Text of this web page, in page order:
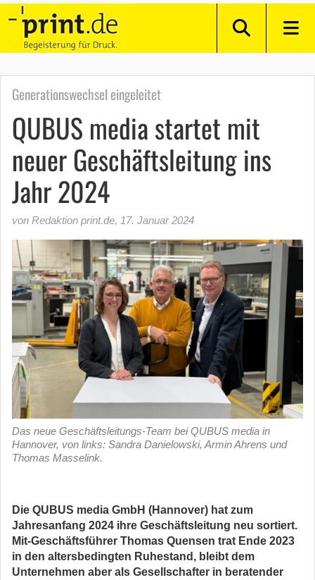
Generationswechsel eingeleitet
QUBUS media startet mit
neuer Geschäftsleitung ins
Jahr 2024
von Redaktion print.de, 17. Januar 2024
Das neue Geschäftsleitungs-Team bei QUBUS media in
Hannover, von links: Sandra Danielowski, Armin Ahrens und
Thomas Masselink.
Die QUBUS media GmbH (Hannover) hat zum
Jahresanfang 2024 ihre Geschäftsleitung neu sortiert.
Mit-Geschäftsführer Thomas Quensen trat Ende 2023
in den altersbedingten Ruhestand, bleibt dem
Unternehmen aber als Gesellschafter in beratender